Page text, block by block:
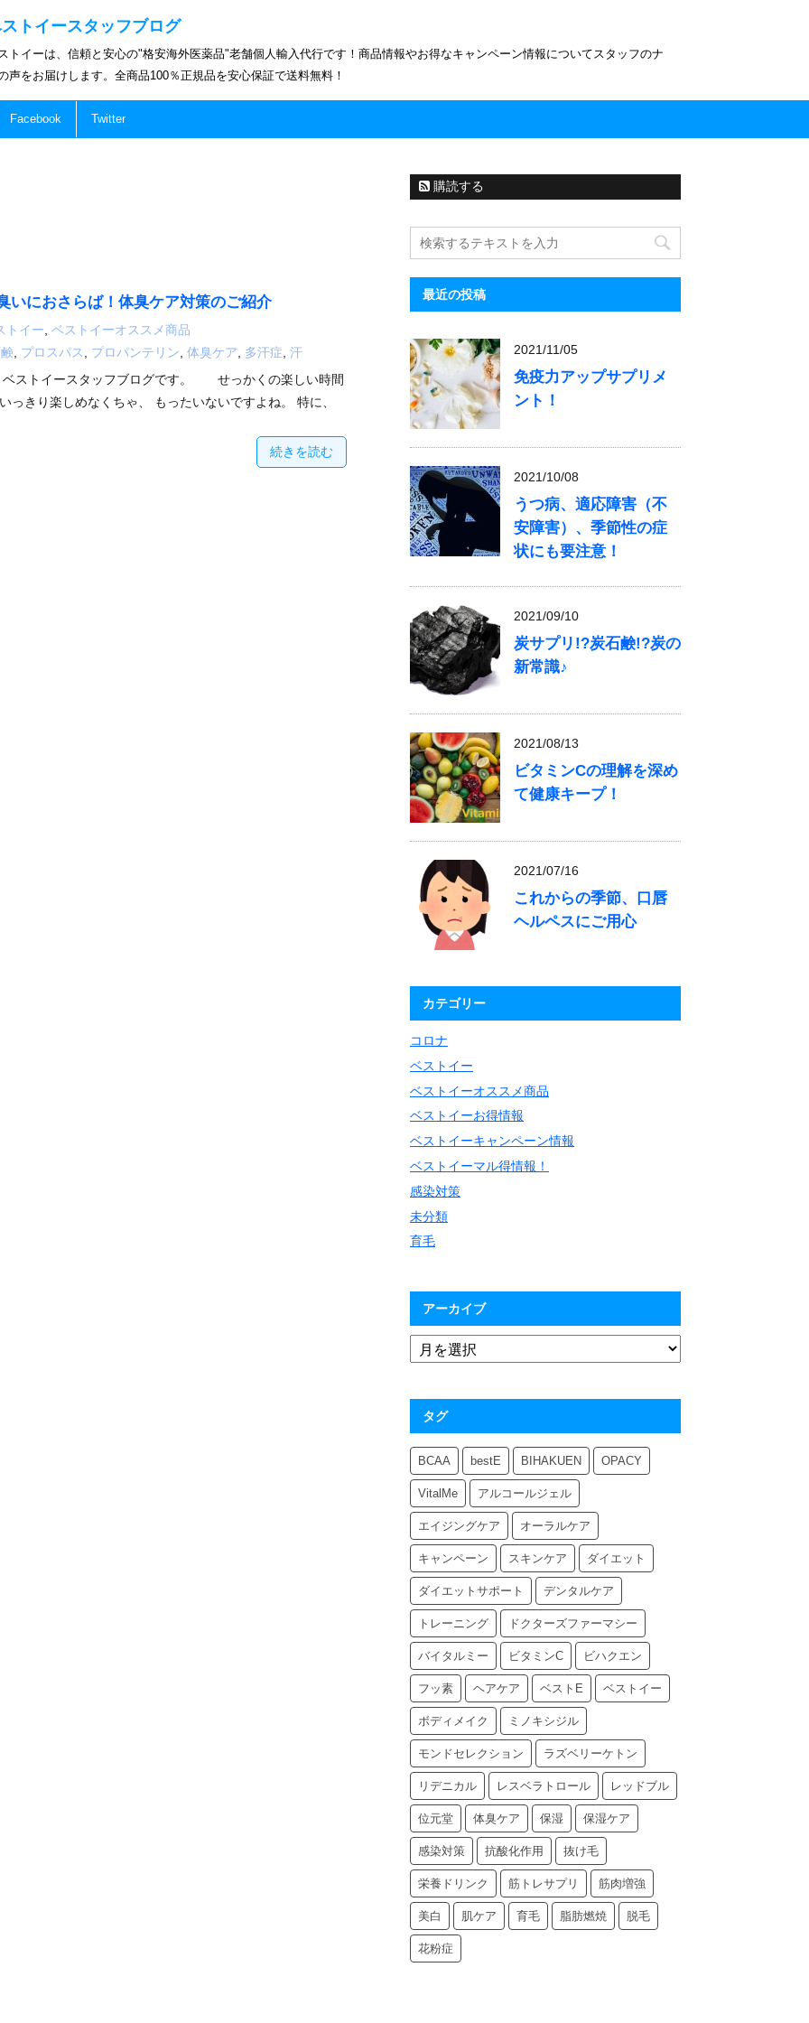
トイースタッフブログ
トイーは、信頼と安心の"格安海外医薬品"老舗個人輸入代行です！商品情報やお得なキャンペーン情報についてスタッフのナ
声をお届けします。全商品100％正規品を安心保証で送料無料！
Facebook Twitter
いにおさらば！体臭ケア対策のご紹介
トイー ベストイーオススメ商品
プロスパス プロパンテリン 体臭ケア 多汗症 汗
ベストイースタッフブログです。 せっかくの楽しい時間
っきり楽しめなくちゃ、 もったいないですよね。 特に、
続きを読む
購読する
最近の投稿
2021/11/05
免疫力アップサプリメ
ント！
2021/10/08
うつ病、適応障害（不
安障害）、季節性の症
状にも要注意！
2021/09/10
炭サプリ!?炭石鹸!?炭の
新常識♪
2021/08/13
ビタミンCの理解を深め
て健康キープ！
2021/07/16
これからの季節、口唇
ヘルペスにご用心
カテゴリー
コロナ
ベストイー
ベストイーオススメ商品
ベストイーお得情報
ベストイーキャンペーン情報
ベストイーマル得情報！
感染対策
未分類
育毛
アーカイブ
タグ
BCAA bestE BIHAKUEN OPACY
VitalMe アルコールジェル
エイジングケア オーラルケア
キャンペーン スキンケア ダイエット
ダイエットサポート デンタルケア
トレーニング ドクターズファーマシー
バイタルミー ビタミンC ビハクエン
フッ素 ヘアケア ベストE ベストイー
ボディメイク ミノキシジル
モンドセレクション ラズベリーケトン
リデニカル レスベラトロール レッドブル
位元堂 体臭ケア 保湿 保湿ケア
感染対策 抗酸化作用 抜け毛
栄養ドリンク 筋トレサプリ 筋肉増強
美白 肌ケア 育毛 脂肪燃焼 脱毛
花粉症